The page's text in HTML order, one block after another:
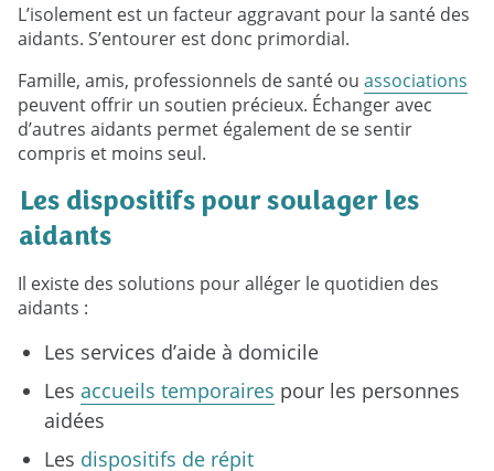
L’isolement est un facteur aggravant pour la santé des
aidants. S’entourer est donc primordial.
Famille, amis, professionnels de santé ou associations
peuvent offrir un soutien précieux. Échanger avec
d’autres aidants permet également de se sentir
compris et moins seul.
Les dispositifs pour soulager les
aidants
Il existe des solutions pour alléger le quotidien des
aidants :
Les services d’aide à domicile
Les accueils temporaires pour les personnes
aidées
Les dispositifs de répit